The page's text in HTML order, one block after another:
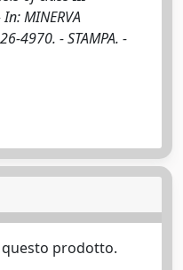
MINERVA
4970. - STAMPA. -
questo prodotto.